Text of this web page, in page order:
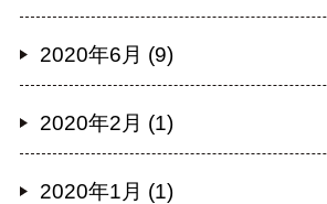
2020年6月 (9)
2020年2月 (1)
2020年1月 (1)